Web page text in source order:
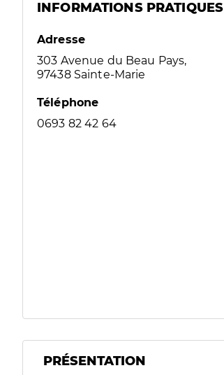
INFORMATIONS PRATIQUES
Adresse
303 Avenue du Beau Pays,
97438 Sainte-Marie
Téléphone
0693 82 42 64
PRÉSENTATION